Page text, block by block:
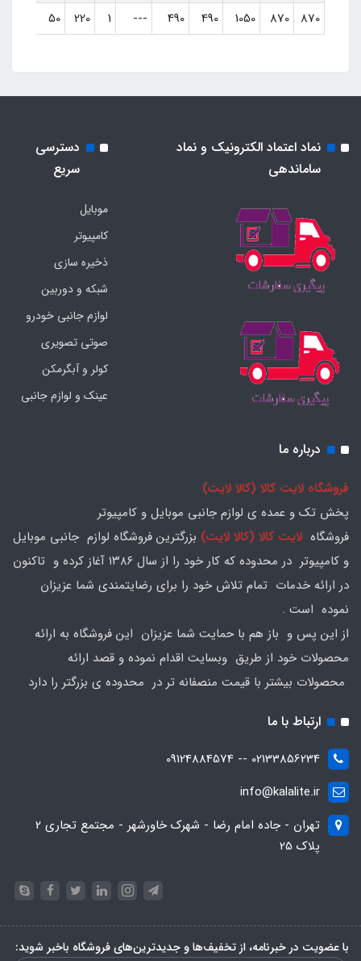
870
870
1050
490
490
---
1
220
50
نماد اعتماد الکترونیک و نماد
ساماندهی
دسترسی
سریع
موبایل
کامپیوتر
ذخیره سازی
شبکه و دوربین
لوازم جانبی خودرو
صوتی تصویری
کولر و آبگرمکن
عینک و لوازم جانبی
درباره ما
فروشگاه لایت کالا (کالا لایت)
پخش تک و عمده ی لوازم جانبی موبایل و کامپیوتر
فروشگاه لایت کالا (کالا لایت) بزرگترین فروشگاه لوازم جانبی موبایل
و کامپیوتر در محدوده که کار خود را از سال ۱۳۸۶ آغاز کرده و تاکنون
در ارائه خدمات تمام تلاش خود را برای رضایتمندی شما عزیزان
نموده است .
از این پس و باز هم با حمایت شما عزیزان این فروشگاه به ارائه
محصولات خود از طریق وبسایت اقدام نموده و قصد ارائه
محصولات بیشتر با قیمت منصفانه تر در محدوده ی بزرگتر را دارد
ارتباط با ما
02133856234 -- 09124884574
info@kalalite.ir
تهران - جاده امام رضا - شهرک خاورشهر - مجتمع تجاری 2
پلاک 25
با عضویت در خبرنامه، از تخفیف‌ها و جدیدترین‌های فروشگاه باخبر شوید: